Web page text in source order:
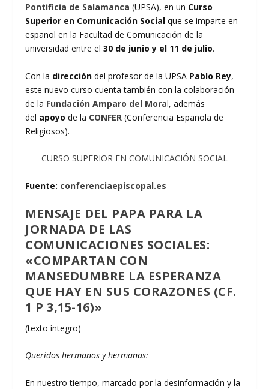
Pontificia de Salamanca (UPSA), en un Curso
Superior en Comunicación Social que se imparte en
español en la Facultad de Comunicación de la
universidad entre el30 de junio y el 11 de julio.
Con la direccióndel profesor de la UPSA Pablo Rey,
este nuevo curso cuenta también con la colaboración
de la Fundación Amparo del Moral, además
del apoyo de la CONFER (Conferencia Española de
Religiosos).
CURSO SUPERIOR EN COMUNICACIÓN SOCIAL
Fuente: conferenciaepiscopal.es
MENSAJE DEL PAPA PARA LA
JORNADA DE LAS
COMUNICACIONES SOCIALES:
«COMPARTAN CON
MANSEDUMBRE LA ESPERANZA
QUE HAY EN SUS CORAZONES (CF.
1 P 3,15-16)»
(texto íntegro)
Queridos hermanos y hermanas:
En nuestro tiempo, marcado por la desinformación y la